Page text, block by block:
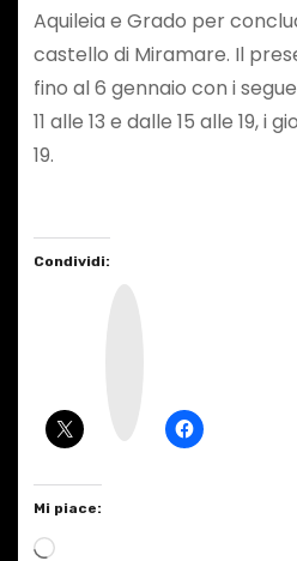
Aquileia e Grado per
castello di Miramare. Il
fino al 6 gennaio con i
11 alle 13 e dalle 15 alle 19, i
19.
Condividi:
Mi piace:
C